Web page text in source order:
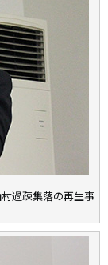
過疎集落の再生事